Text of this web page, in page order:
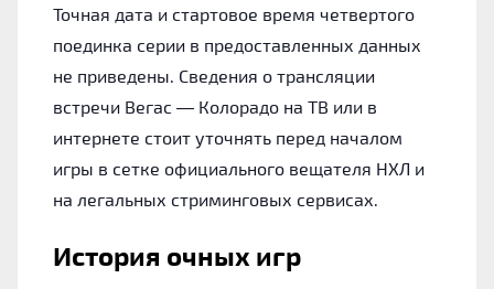
Точная дата и стартовое время четвертого
поединка серии в предоставленных данных
не приведены. Сведения о трансляции
встречи Вегас — Колорадо на ТВ или в
интернете стоит уточнять перед началом
игры в сетке официального вещателя НХЛ и
на легальных стриминговых сервисах.
История очных игр